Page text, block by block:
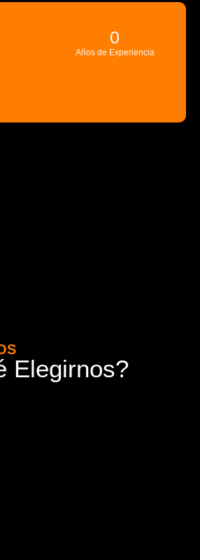
Años de Experiencia
0
Elegirnos?